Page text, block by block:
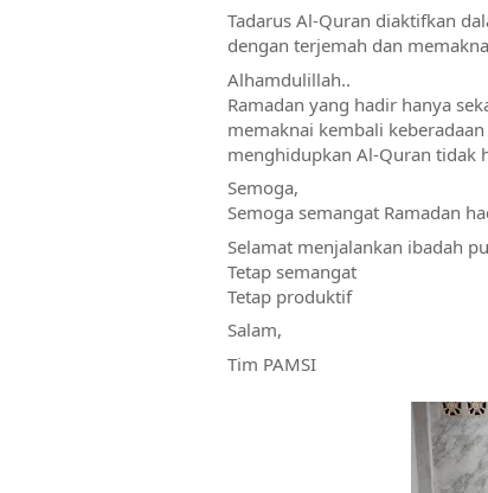
Tadarus Al-Quran diaktifkan
dengan terjemah dan
Alhamdulillah..
Ramadan yang hadir hanya
memaknai kembali
menghidupkan Al-Quran tidak
Semoga,
Semoga semangat Ramadan
Selamat menjalankan ibadah
Tetap semangat
Tetap produktif
Salam,
Tim PAMSI